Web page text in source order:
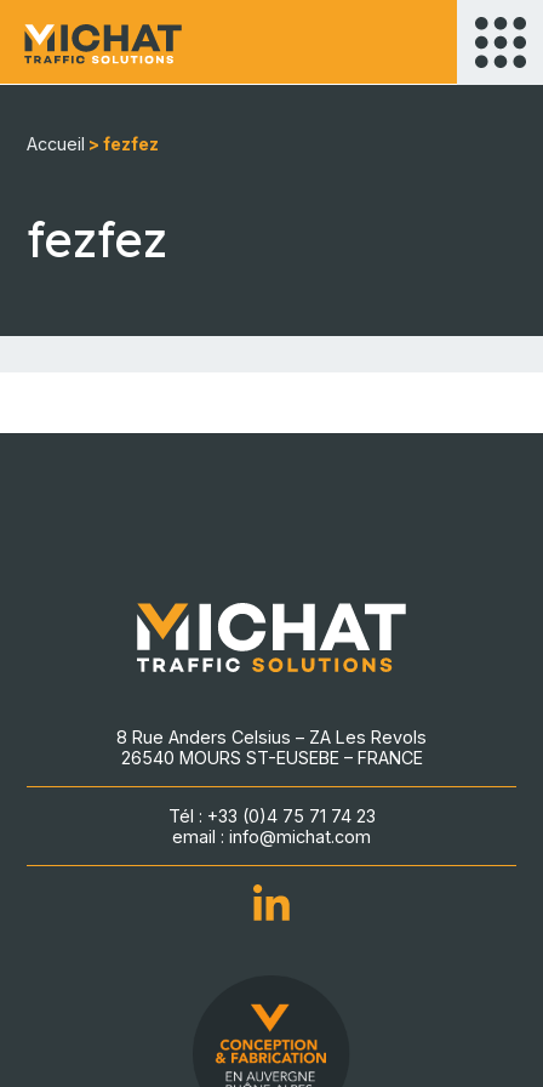
Accueil >fezfez
fezfez
8 Rue Anders Celsius – ZA Les Revols
26540 MOURS ST-EUSEBE – FRANCE
Tél : +33 (0)4 75 71 74 23
email : info@michat.com